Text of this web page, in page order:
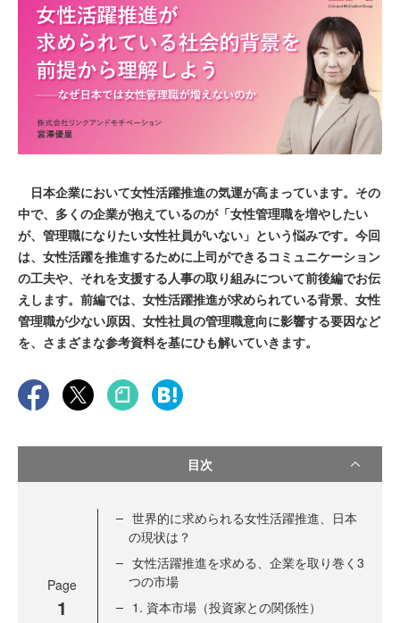
日本企業において女性活躍推進の気運が高まっています。その
中で、多くの企業が抱えているのが「女性管理職を増やしたい
が、管理職になりたい女性社員がいない」という悩みです。今回
は、女性活躍を推進するために上司ができるコミュニケーション
の工夫や、それを支援する人事の取り組みについて前後編でお伝
えします。前編では、女性活躍推進が求められている背景、女性
管理職が少ない原因、女性社員の管理職意向に影響する要因など
を、さまざまな参考資料を基にひも解いていきます。
目次
Page
1
世界的に求められる女性活躍推進、日本
の現状は？
女性活躍推進を求める、企業を取り巻く3
つの市場
1. 資本市場（投資家との関係性）